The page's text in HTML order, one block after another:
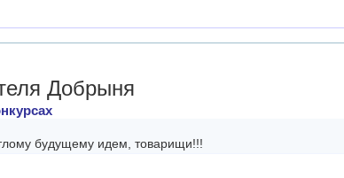
Добрыня
будущему идем, товарищи!!!